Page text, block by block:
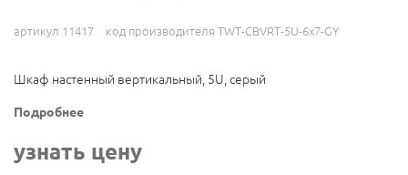
артикул 11417 код производителя TWT-CBVRT-5U-6x7-GY
Шкаф настенный вертикальный, 5U, серый
Подробнее
узнать цену